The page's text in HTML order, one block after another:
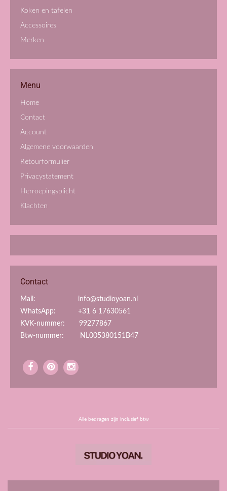
Koken en tafelen
Accessoires
Merken
Menu
Home
Contact
Account
Algemene voorwaarden
Retourformulier
Privacystatement
Herroepingsplicht
Klachten
Contact
Mail: info@studioyoan.nl
WhatsApp: +31 6 17630561
KVK-nummer: 99277867
Btw-nummer: NL005380151B47
Alle bedragen zijn inclusief btw